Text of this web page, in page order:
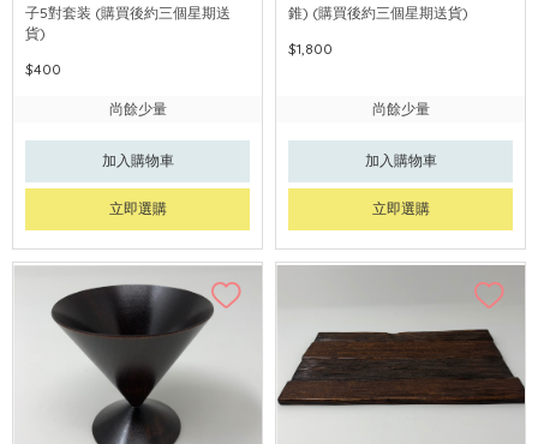
子5對套装 (購買後約三個星期送
貨)
$400
尚餘少量
加入購物車
立即選購
錐) (購買後約三個星期送貨)
$1,800
尚餘少量
加入購物車
立即選購